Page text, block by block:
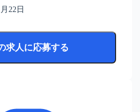
22日
求人に応募する